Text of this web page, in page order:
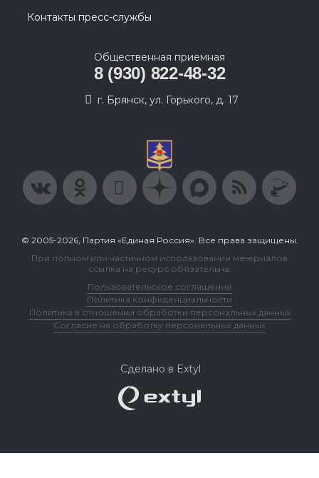
Контакты пресс-службы
Общественная приемная
8 (930) 822-48-32
г. Брянск, ул. Горького, д. 17
© 2005-2026, Партия «Единая Россия». Все права защищены.
При полном или частичном использовании материалов
ссылка на ресурс обязательна.
Пользовательское соглашение
Политика конфиденциальности
Политика в отношении обработки персональных данных
Согласие на обработку персональных данных
Сделано в Extyl